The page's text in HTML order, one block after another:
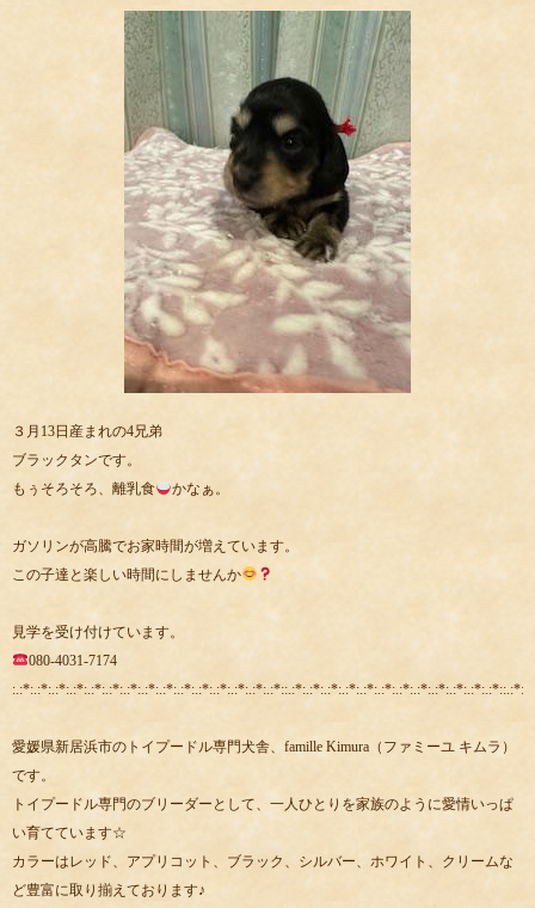
３月13日産まれの4兄弟
ブラックタンです。
もぅそろそろ、離乳食
かなぁ。
ガソリンが高騰でお家時間が増えています。
この子達と楽しい時間にしませんか
見学を受け付けています。
080-4031-7174
:.:*:.:*:.:*:.:*:.:*:.:*:.:*:.:*:.:*:.:*:.:*:.:*:.:*:.:*:.:*::.:*:.:*:.:*:.:*:.:*:.:*:.:*:.:*:.:*:.:*:.:*:.:*::.:*:.:
愛媛県新居浜市のトイプードル専門犬舎、famille Kimura（ファミーユ キムラ）
です。
トイプードル専門のブリーダーとして、一人ひとりを家族のように愛情いっぱ
い育てています☆
カラーはレッド、アプリコット、ブラック、シルバー、ホワイト、クリームな
ど豊富に取り揃えております♪